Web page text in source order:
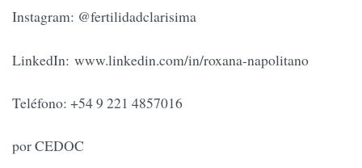
Instagram: @fertilidadclarisima
LinkedIn: www.linkedin.com/in/roxana-napolitano
Teléfono: +54 9 221 4857016
por CEDOC